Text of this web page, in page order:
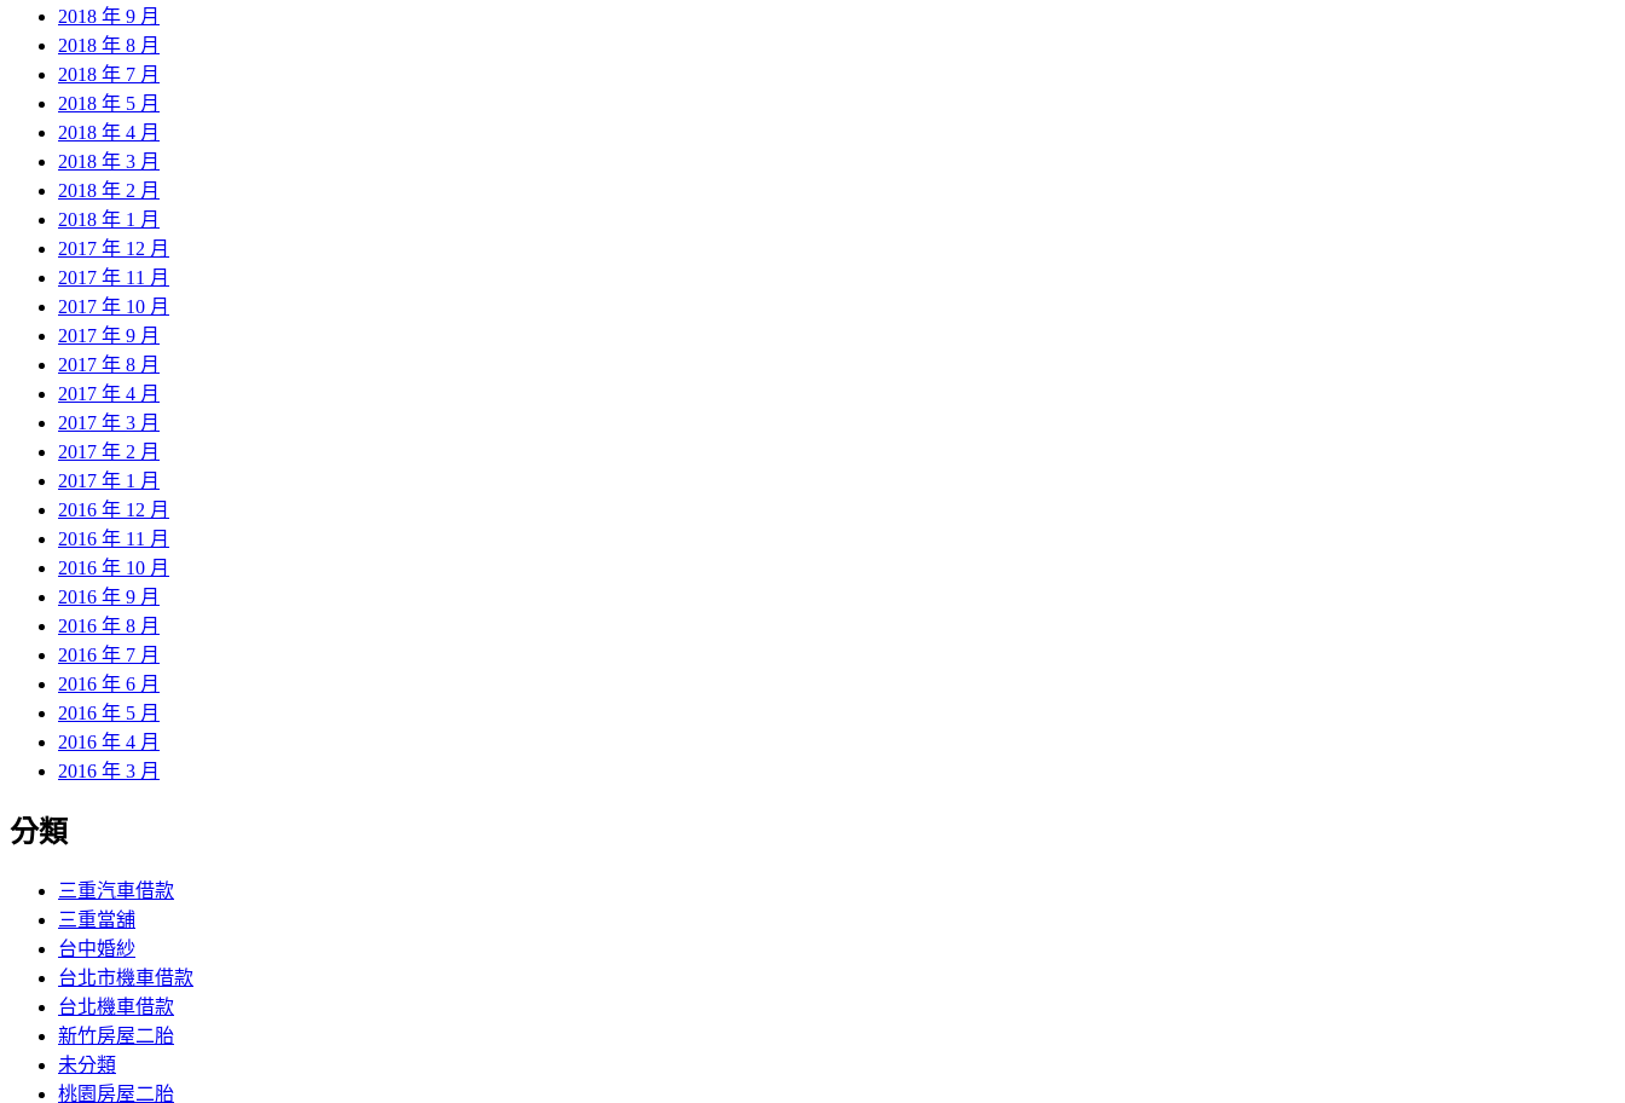
2018 年 9 月
2018 年 8 月
2018 年 7 月
2018 年 5 月
2018 年 4 月
2018 年 3 月
2018 年 2 月
2018 年 1 月
2017 年 12 月
2017 年 11 月
2017 年 10 月
2017 年 9 月
2017 年 8 月
2017 年 4 月
2017 年 3 月
2017 年 2 月
2017 年 1 月
2016 年 12 月
2016 年 11 月
2016 年 10 月
2016 年 9 月
2016 年 8 月
2016 年 7 月
2016 年 6 月
2016 年 5 月
2016 年 4 月
2016 年 3 月
分類
三重汽車借款
三重當舖
台中婚紗
台北市機車借款
台北機車借款
新竹房屋二胎
未分類
桃園房屋二胎